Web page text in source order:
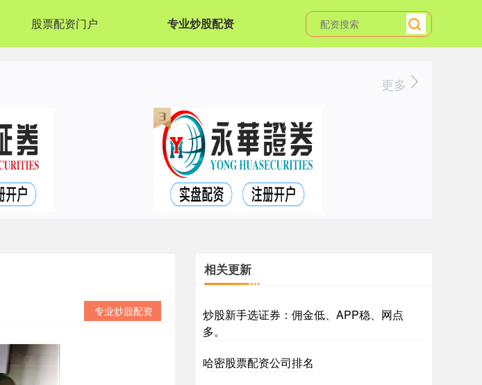
股票配资门户 专业炒股配资
更多
专业炒股配资
相关更新
炒股新手选证券：佣金低、APP稳、网点
多。
哈密股票配资公司排名